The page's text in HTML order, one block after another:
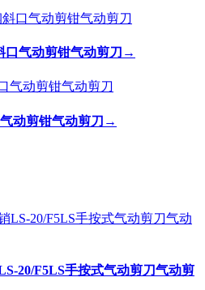
口气动剪钳气动剪刀 →
动剪钳气动剪刀 →
20/F5LS手按式气动剪刀气动剪